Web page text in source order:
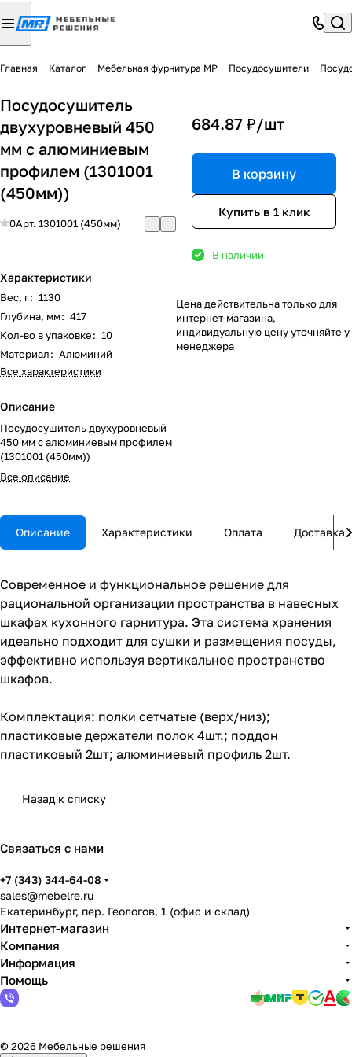
Главная Каталог Мебельная фурнитура МР Посудосушители
Посудосушитель
двухуровневый 450
мм с алюминиевым
профилем (1301001
(450мм))
0Арт. 1301001 (450мм)
Характеристики
Вес, г: 1130
Глубина, мм: 417
Кол-во в упаковке: 10
Материал: Алюминий
Все характеристики
Описание
Посудосушитель двухуровневый
450 мм с алюминиевым профилем
(1301001 (450мм))
Все описание
684.87 ₽/шт
В корзину
Купить в 1 клик
В наличии
Цена действительна только для
интернет-магазина,
индивидуальную цену уточняйте у
менеджера
Описание Характеристики Оплата Доставка
Современное и функциональное решение для
рациональной организации пространства в навесных
шкафах кухонного гарнитура. Эта система хранения
идеально подходит для сушки и размещения посуды,
эффективно используя вертикальное пространство
шкафов.
Комплектация: полки сетчатые (верх/низ);
пластиковые держатели полок 4шт.; поддон
пластиковый 2шт; алюминиевый профиль 2шт.
Назад к списку
Связаться с нами
+7 (343) 344-64-08
sales@mebelre.ru
Екатеринбург, пер. Геологов, 1 (офис и склад)
Интернет-магазин
Компания
Информация
Помощь
© 2026 Мебельные решения